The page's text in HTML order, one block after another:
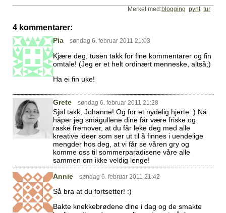
Merket med:blogging pynt tur
4 kommentarer:
Pia søndag 6. februar 2011 21:03
Kjære deg, tusen takk for fine kommentarer og fin
omtale! (Jeg er et helt ordinært menneske, altså;)
Ha ei fin uke!
Grete søndag 6. februar 2011 21:28
Sjøl takk, Johanne! Og for et nydelig hjerte :) Nå
håper jeg smågullene dine får være friske og
raske fremover, at du får leke deg med alle
kreative ideer som ser ut til å finnes i uendelige
mengder hos deg, at vi får se våren gry og
komme oss til sommerparadisene våre alle
sammen om ikke veldig lenge!
Annie
søndag 6. februar 2011 21:42
Så bra at du fortsetter! :)
Bakte knekkebrødene dine i dag og de smakte